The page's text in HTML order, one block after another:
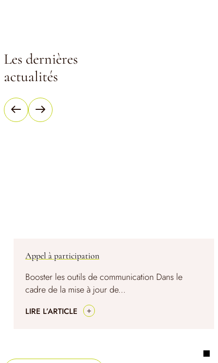
Les dernières
actualités
Appel à participation
Booster les outils de communication Dans le
cadre de la mise à jour de...
LIRE L’ARTICLE